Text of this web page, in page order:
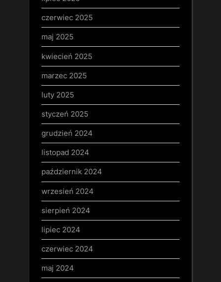
czerwiec 2025
maj 2025
kwiecień 2025
marzec 2025
luty 2025
styczeń 2025
grudzień 2024
listopad 2024
październik 2024
wrzesień 2024
sierpień 2024
lipiec 2024
czerwiec 2024
maj 2024